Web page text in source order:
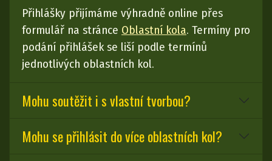
Přihlášky přijímáme výhradně online přes
formulář na stránce Oblastní kola. Termíny pro
podání přihlášek se liší podle termínů
jednotlivých oblastních kol.
Mohu soutěžit i s vlastní tvorbou?
Mohu se přihlásit do více oblastních kol?